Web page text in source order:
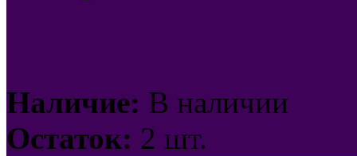
Наличие: В наличии
Остаток: 2 шт.